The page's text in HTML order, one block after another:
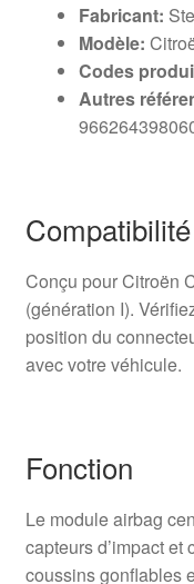
Fabricant:
Modèle:
Codes
Autres
Compatibilité
Conçu pour Citroën
(génération I).
position du
avec votre véhicule.
Fonction
Le module airbag
capteurs d’impact
coussins gonflables